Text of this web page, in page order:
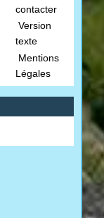
contacter
Version
texte
Mentions
Légales